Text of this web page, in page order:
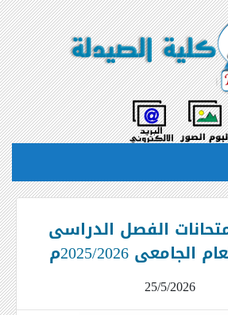
الفصل الدراسى
2025/2026م
25/5/2026